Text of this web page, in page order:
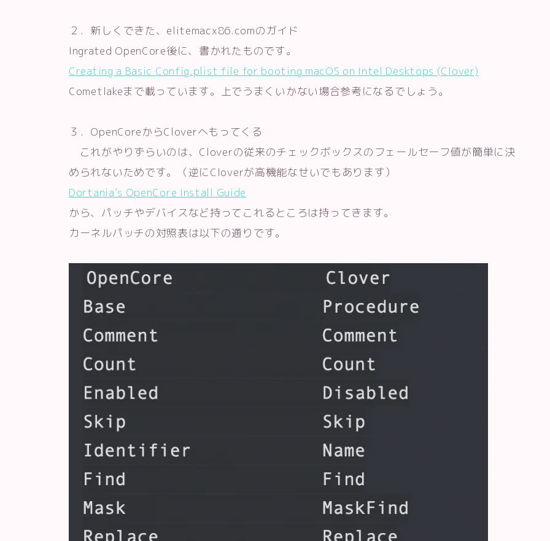
２．新しくできた、elitemacx86.comのガイド
Ingrated OpenCore後に、書かれたものです。
Creating a Basic Config.plist file for booting macOS on Intel Desktops (Clover)
Cometlakeまで載っています。上でうまくいかない場合参考になるでしょう。
３．OpenCoreからCloverへもってくる
これがやりずらいのは、Cloverの従来のチェックボックスのフェールセーフ値が簡単に決
められないためです。（逆にCloverが高機能なせいでもあります）
Dortania’s OpenCore Install Guide
から、パッチやデバイスなど持ってこれるところは持ってきます。
カーネルパッチの対照表は以下の通りです。